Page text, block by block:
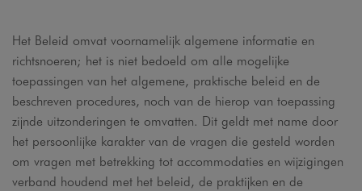
Het Beleid omvat voornamelijk algemene informatie en
richtsnoeren; het is niet bedoeld om alle mogelijke
toepassingen van het algemene, praktische beleid en de
beschreven procedures, noch van de hierop van toepassing
zijnde uitzonderingen te omvatten. Dit geldt met name door
het persoonlijke karakter van de vragen die gesteld worden
om vragen met betrekking tot accommodaties en wijzigingen
verband houdend met het beleid, de praktijken en de